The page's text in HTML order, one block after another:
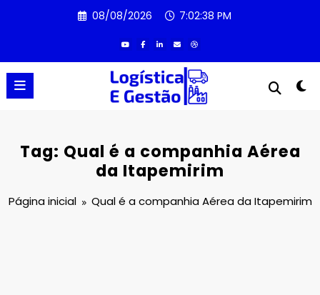
08/08/2026 7:02:38 PM
Tag: Qual é a companhia Aérea
da Itapemirim
Página inicial Qual é a companhia Aérea da Itapemirim